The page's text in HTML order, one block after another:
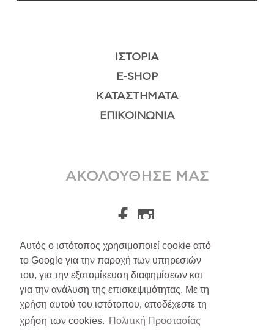
Αυτός ο ιστότοπος χρησιμοποιεί cookie από
το Google για την παροχή των υπηρεσιών
του, για την εξατομίκευση διαφημίσεων και
για την ανάλυση της επισκεψιμότητας. Με τη
χρήση αυτού του ιστότοπου, αποδέχεστε τη
χρήση των cookies. Πολιτική Προστασίας
ΙΣΤΟΡΊΑ
E-SHOP
ΚΑΤΑΣΤΉΜΑΤΑ
ΕΠΙΚΟΙΝΩΝΊΑ
ΑΚΟΛΟΥΘΗΣΕ ΜΑΣ
A.Leondarakis 2026
Αποστολές/Επιστροφές
Πολιτική Απορρήτου